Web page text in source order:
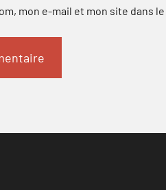
mon e-mail et mon site dans